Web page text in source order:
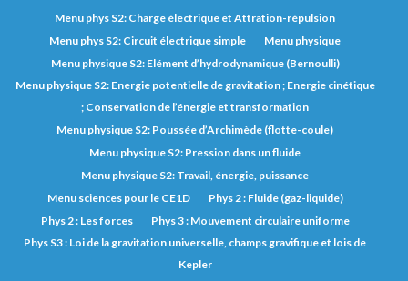
Menu phys S2: Charge électrique et Attration-répulsion
Menu phys S2: Circuit électrique simple
Menu physique
Menu physique S2: Elément d’hydrodynamique (Bernoulli)
Menu physique S2: Energie potentielle de gravitation ; Energie cinétique
; Conservation de l’énergie et transformation
Menu physique S2: Poussée d’Archimède (flotte-coule)
Menu physique S2: Pression dans un fluide
Menu physique S2: Travail, énergie, puissance
Menu sciences pour le CE1D
Phys 2 : Fluide (gaz-liquide)
Phys 2 : Les forces
Phys 3 : Mouvement circulaire uniforme
Phys S3 : Loi de la gravitation universelle, champs gravifique et lois de
Kepler